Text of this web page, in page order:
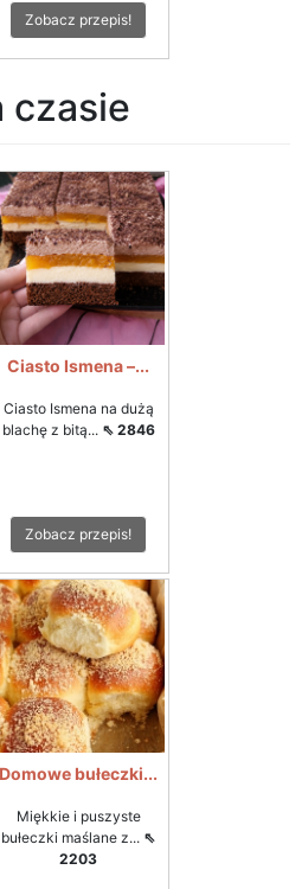
Zobacz przepis!
czasie
Ciasto Ismena –...
Ciasto Ismena na dużą
blachę z bitą... ⇖ 2846
Zobacz przepis!
Domowe bułeczki...
Miękkie i puszyste
bułeczki maślane z... ⇖
2203